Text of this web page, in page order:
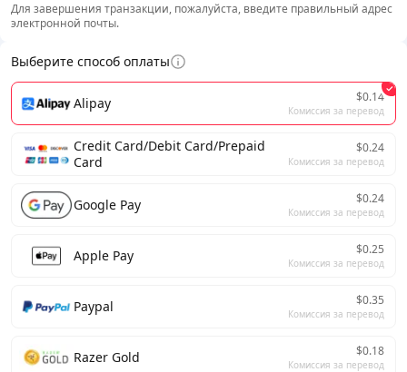
Для завершения транзакции, пожалуйста, введите правильный адрес
электронной почты.
Выберите способ оплаты
Alipay $0.14
Комиссия за перевод
Credit Card/Debit Card/Prepaid
Card
$0.24
Комиссия за перевод
Google Pay $0.24
Комиссия за перевод
Apple Pay $0.25
Комиссия за перевод
Paypal $0.35
Комиссия за перевод
Razer Gold $0.18
Комиссия за перевод